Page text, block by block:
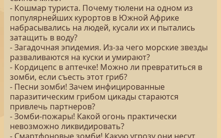
- Кошмар туриста. Почему тюлени на одном из
популярнейших курортов в Южной Африке
набрасывались на людей, кусали их и пытались
затащить в воду?
- Загадочная эпидемия. Из-за чего морские звезды
разваливаются на куски и умирают?
- Кордицепс в аптечке! Можно ли превратиться в
зомби, если съесть этот гриб?
- Песни зомби! Зачем инфицированные
паразитическим грибом цикады стараются
привлечь партнеров?
- Зомби-пожары! Какой огонь практически
невозможно ликвидировать?